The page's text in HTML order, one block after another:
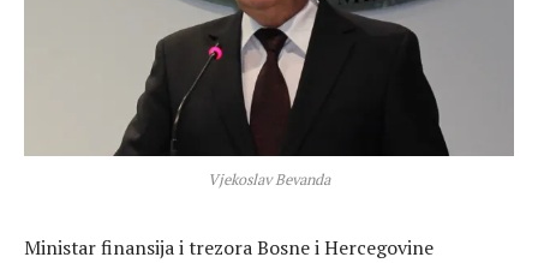
Vjekoslav Bevanda
Ministar finansija i trezora Bosne i Hercegovine